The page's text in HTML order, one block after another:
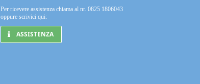
Per ricevere assistenza chiama al nr. 0825 1806043
oppure scrivici qui:
ASSISTENZA